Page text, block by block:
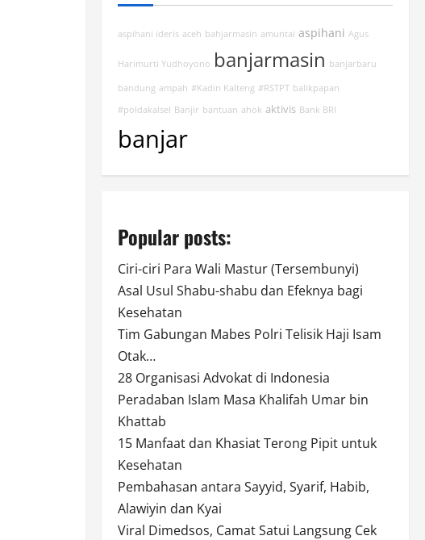
aspihani ideris aceh bahjarmasin amuntai aspihani Agus
Harimurti Yudhoyono banjarmasin banjarbaru
bandung ampah #Kadin Kalteng #RSTPT balikpapan
#poldakalsel Banjir bantuan ahok aktivis Bank BRI
banjar
Popular posts:
Ciri-ciri Para Wali Mastur (Tersembunyi)
Asal Usul Shabu-shabu dan Efeknya bagi
Kesehatan
Tim Gabungan Mabes Polri Telisik Haji Isam
Otak…
28 Organisasi Advokat di Indonesia
Peradaban Islam Masa Khalifah Umar bin
Khattab
15 Manfaat dan Khasiat Terong Pipit untuk
Kesehatan
Pembahasan antara Sayyid, Syarif, Habib,
Alawiyin dan Kyai
Viral Dimedsos, Camat Satui Langsung Cek